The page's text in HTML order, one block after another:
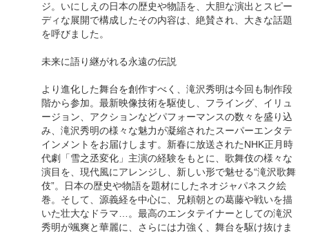
ジ。いにしえの日本の歴史や物語を、大胆な演出とスピー
ディな展開で構成したその内容は、絶賛され、大きな話題
を呼びました。
未来に語り継がれる永遠の伝説
より進化した舞台を創作すべく、滝沢秀明は今回も制作段
階から参加。最新映像技術を駆使し、フライング、イリュ
ージョン、アクションなどパフォーマンスの数々を盛り込
み、滝沢秀明の様々な魅力が凝縮されたスーパーエンタテ
インメントをお届けします。新春に放送されたNHK正月時
代劇「雪之丞変化」主演の経験をもとに、歌舞伎の様々な
演目を、現代風にアレンジし、新しい形で魅せる“滝沢歌舞
伎”。日本の歴史や物語を題材にしたネオジャパネスク絵
巻。そして、源義経を中心に、兄頼朝との葛藤や戦いを描
いた壮大なドラマ…。最高のエンタテイナーとしての滝沢
秀明が颯爽と華麗に、さらには力強く、舞台を駆け抜けま